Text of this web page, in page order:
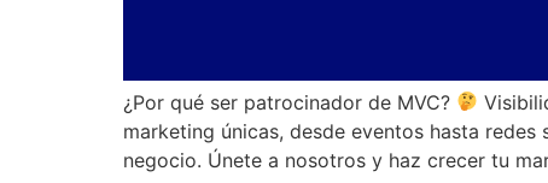
¿Por qué ser patrocinador de MVC?
marketing únicas, desde eventos hasta
negocio. Únete a nosotros y haz crecer tu